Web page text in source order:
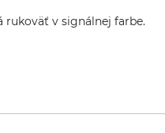
rukoväť v signálnej farbe.